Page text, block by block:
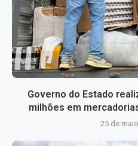
Governo do Estado
milhões em
25 de